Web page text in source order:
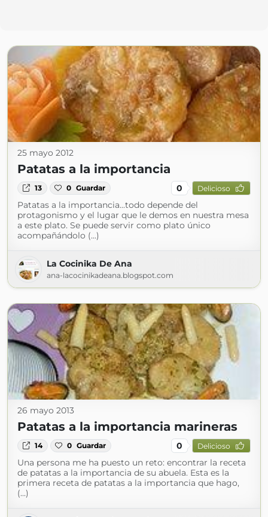
25 mayo 2012
Patatas a la importancia
13 0 Guardar 0 Delicioso
Patatas a la importancia...todo depende del
protagonismo y el lugar que le demos en nuestra mesa
a este plato. Se puede servir como plato único
acompañándolo (...)
La Cocinika De Ana
ana-lacocinikadeana.blogspot.com
26 mayo 2013
Patatas a la importancia marineras
14 0 Guardar 0 Delicioso
Una persona me ha puesto un reto: encontrar la receta
de patatas a la importancia de su abuela. Esta es la
primera receta de patatas a la importancia que hago,
(...)